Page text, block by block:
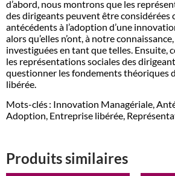
d’abord, nous montrons que les
des dirigeants peuvent être considérées
antécédents à l’adoption d’une
alors qu’elles n’ont, à notre
investiguées en tant que telles. Ensuite,
les représentations sociales des
questionner les fondements théoriques
libérée.
Mots-clés : Innovation Managériale,
Adoption, Entreprise libérée,
Produits similaires